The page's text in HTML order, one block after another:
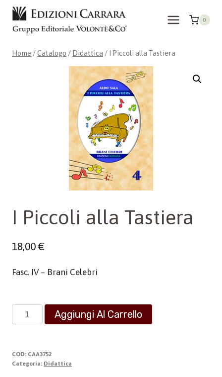
Salta
contenuto
0
Home /Catalogo / Didattica / I Piccoli alla Tastiera
I Piccoli alla Tastiera
18,00€
Fasc. IV – Brani Celebri
Piccoli
Tastiera
quantità
Aggiungi Al Carrello
COD: CAA3752
Categoria: Didattica